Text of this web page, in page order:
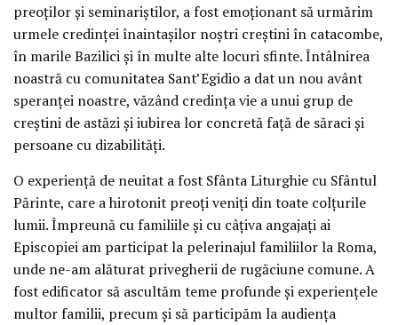
preoților și seminariștilor, a fost emoționant să urmărim
urmele credinței înaintașilor noștri creștini în catacombe,
în marile Bazilici și în multe alte locuri sfinte. Întâlnirea
noastră cu comunitatea Sant’Egidio a dat un nou avânt
speranței noastre, văzând credința vie a unui grup de
creștini de astăzi și iubirea lor concretă față de săraci și
persoane cu dizabilități.
O experiență de neuitat a fost Sfânta Liturghie cu Sfântul
Părinte, care a hirotonit preoți veniți din toate colțurile
lumii. Împreună cu familiile și cu câțiva angajați ai
Episcopiei am participat la pelerinajul familiilor la Roma,
unde ne-am alăturat privegherii de rugăciune comune. A
fost edificator să ascultăm teme profunde și experiențele
multor familii, precum și să participăm la audiența